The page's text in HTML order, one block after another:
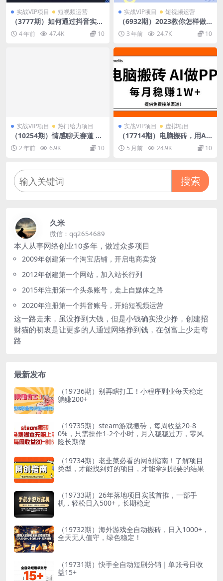
实战VIP项目 短视频运营
（3777期）如何通过抖音实现
盈利，最实用的账号运营课程
从0到1打造能赚钱的爆款账号
4 年前 47.4K 10
实战VIP项目 短视频运营
（6932期）2023教你怎样做
抖音，如何做一个能赚钱的抖
音号（22节课）
3 年前 24.7K 10
实战VIP项目 热门给力项目
（10254期）情感聊天赛道 用
al制作一分钟一条视频 无脑玩
法日入500＋
2 年前 6.9K 10
实战VIP项目 虚拟项目
（17714期）电脑搬砖，用AI
来做PPT，每月稳赚1W+，提
供免费接单渠道！你只管执行
5 月前 24.9K 10
搜索
久米
微信：qq2654689
本人从事网络创业10多年，做过众多项目
2009年创建第一个淘宝店铺，开启电商卖货
2012年创建第一个网站，加入站长行列
2015年注册第一个头条账号，走上自媒体之路
2020年注册第一个抖音账号，开始短视频运营
这一路走来，虽没挣到大钱，但是小钱确实没少挣，创建招
财猫的初衷是让更多的人通过网络挣到钱，在创富上少走弯
路
最新发布
（19736期）别再瞎打工！小程序副业每天稳定
躺赚200+
（19735期）steam游戏搬砖，每周收益20-8
0%，只需操作1-2个小时，月入稳稳过万，零风
险长期做
（19734期）老韭菜必看的网创指南！了解项目
类型，才能找到好的项目，才能拿到想要的结果
（19733期）26年落地项目实践首推，一部手
机，轻松日入500+，长期稳定
（19732期）海外游戏全自动搬砖，日入1000+，
全天无人值守，绿色稳定！
（19731期）快手全自动短剧分销｜单账号日收
益15+